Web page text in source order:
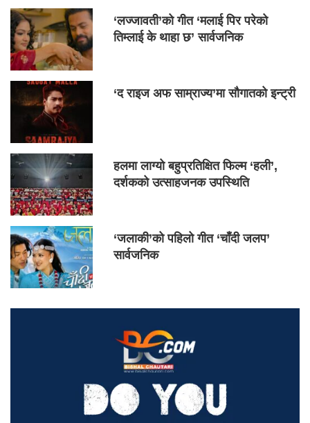
‘लज्जावती’को गीत ‘मलाई पिर परेको
तिम्लाई के थाहा छ’ सार्वजनिक
‘द राइज अफ साम्राज्य’मा सौगातको इन्ट्री
हलमा लाग्यो बहुप्रतिक्षित फिल्म ‘हली’,
दर्शकको उत्साहजनक उपस्थिति
‘जलाकी’को पहिलो गीत ‘चाँदी जलप’
सार्वजनिक